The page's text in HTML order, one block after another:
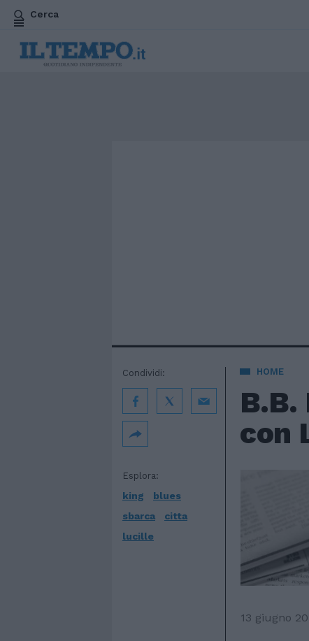
Cerca
HOME
con
Esplora:
king
blues
sbarca
citta
lucille
Condividi:
13 giugno